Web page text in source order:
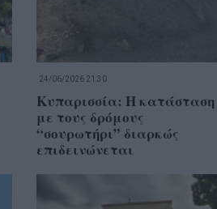
24/06/2026 21:30
Κυπαρισσία: Η κατάσταση
με τους δρόμους
“σουρωτήρι” διαρκώς
επιδεινώνεται